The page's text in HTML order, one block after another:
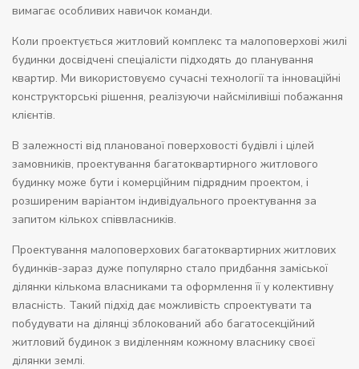
вимагає особливих навичок команди.
Коли проектується житловий комплекс та малоповерхові жилі
будинки досвідчені спеціалісти підходять до планування
квартир. Ми використовуємо сучасні технології та інноваційні
конструкторські рішення, реалізуючи найсміливіші побажання
клієнтів.
В залежності від планованої поверховості будівлі і цілей
замовників, проектування багатоквартирного житлового
будинку може бути і комерційним підрядним проектом, і
розширеним варіантом індивідуального проектування за
запитом кількох співвласників.
Проектування малоповерхових багатоквартирних житлових
будинків-зараз дуже популярно стало придбання заміської
ділянки кількома власниками та оформлення її у колективну
власність. Такий підхід дає можливість спроектувати та
побудувати на ділянці зблокований або багатосекційний
житловий будинок з виділенням кожному власнику своєї
ділянки землі.